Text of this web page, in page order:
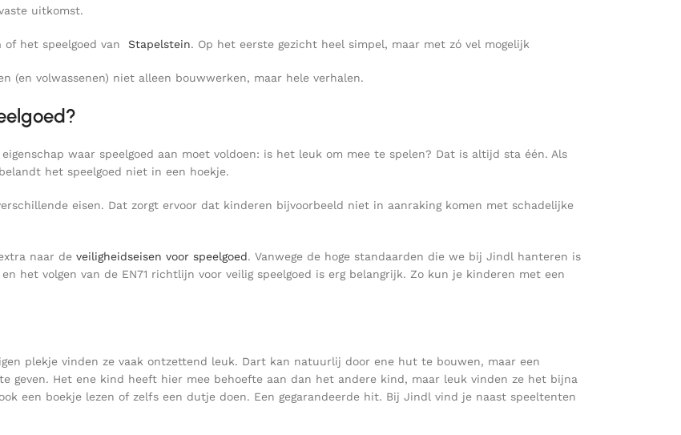
uitkomst.
of het speelgoed van Stapelstein. Op het eerste gezicht heel simpel, maar met zó vel mogelijk
(en volwassenen) niet alleen bouwwerken, maar hele verhalen.
waar speelgoed aan moet voldoen: is het leuk om mee te spelen? Dat is altijd sta één. Als
het speelgoed niet in een hoekje.
eisen. Dat zorgt ervoor dat kinderen bijvoorbeeld niet in aanraking komen met schadelijke
naar de veiligheidseisen voor speelgoed. Vanwege de hoge standaarden die we bij Jindl hanteren is
het volgen van de EN71 richtlijn voor veilig speelgoed is erg belangrijk. Zo kun je kinderen met een
plekje vinden ze vaak ontzettend leuk. Dart kan natuurlij door ene hut te bouwen, maar een
geven. Het ene kind heeft hier mee behoefte aan dan het andere kind, maar leuk vinden ze het bijna
een boekje lezen of zelfs een dutje doen. Een gegarandeerde hit. Bij Jindl vind je naast speeltenten